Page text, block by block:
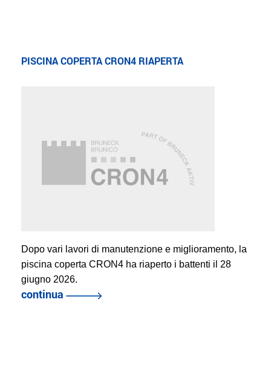
PISCINA COPERTA CRON4 RIAPERTA
Dopo vari lavori di manutenzione e miglioramento, la
piscina coperta CRON4 ha riaperto i battenti il 28
giugno 2026.
continua